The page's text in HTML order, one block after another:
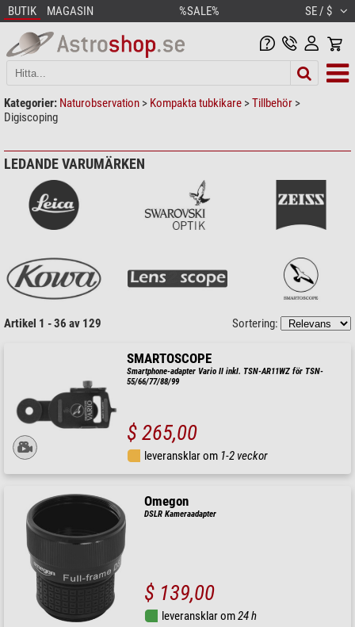
BUTIK MAGASIN %SALE% SE / $
Kategorier: Naturobservation > Kompakta tubkikare >Tillbehör >
Digiscoping
LEDANDE VARUMÄRKEN
Artikel 1 - 36 av 129 Sortering:
SMARTOSCOPE
Smartphone-adapter Vario II inkl. TSN-AR11WZ för TSN-
55/66/77/88/99
$ 265,00
leveransklar om 1-2 veckor
Omegon
DSLR Kameraadapter
$ 139,00
leveransklar om24 h